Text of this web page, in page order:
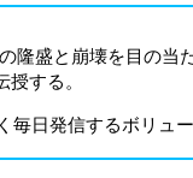
隆盛と崩壊を目の当
する。
日発信するボリュ